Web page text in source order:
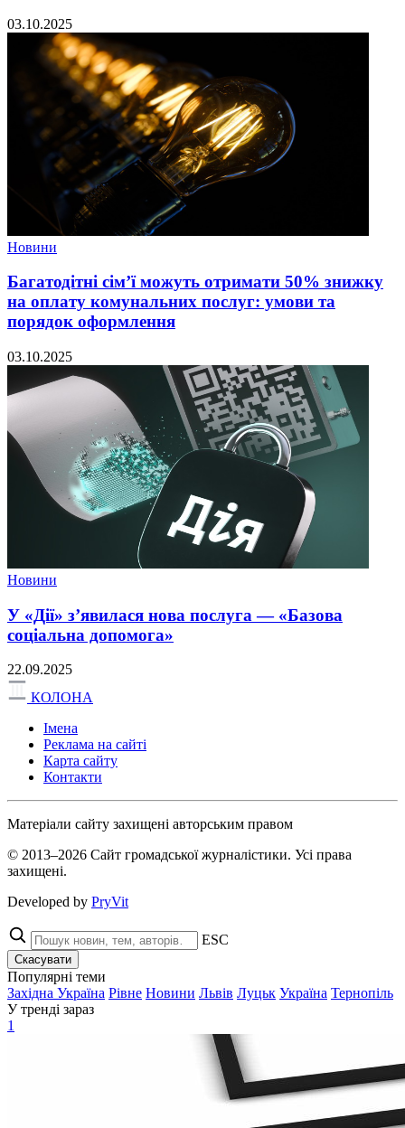
03.10.2025
Новини
Багатодітні сім’ї можуть отримати 50% знижку
на оплату комунальних послуг: умови та
порядок оформлення
03.10.2025
Новини
У «Дії» з’явилася нова послуга — «Базова
соціальна допомога»
22.09.2025
КОЛОНА
Імена
Реклама на сайті
Карта сайту
Контакти
Матеріали сайту захищені авторським правом
© 2013–2026 Сайт громадської журналістики. Усі права
захищені.
Developed by PryVit
ESC
Скасувати
Популярні теми
Західна Україна Рівне Новини Львів Луцьк Україна Тернопіль
У тренді зараз
1